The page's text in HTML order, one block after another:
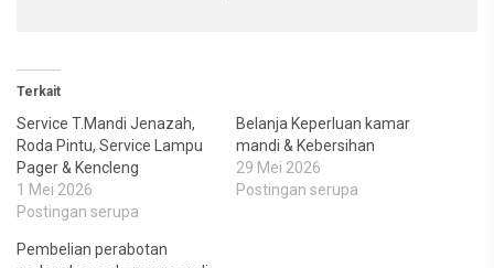
Terkait
Service T.Mandi Jenazah,
Roda Pintu, Service Lampu
Pager & Kencleng
1 Mei 2026
Postingan serupa
Belanja Keperluan kamar
mandi & Kebersihan
29 Mei 2026
Postingan serupa
Pembelian perabotan